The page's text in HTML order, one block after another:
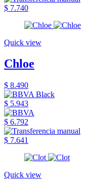
$ 7.740
Quick view
Chloe
$ 8.490
$ 5.943
$ 6.792
$ 7.641
Quick view